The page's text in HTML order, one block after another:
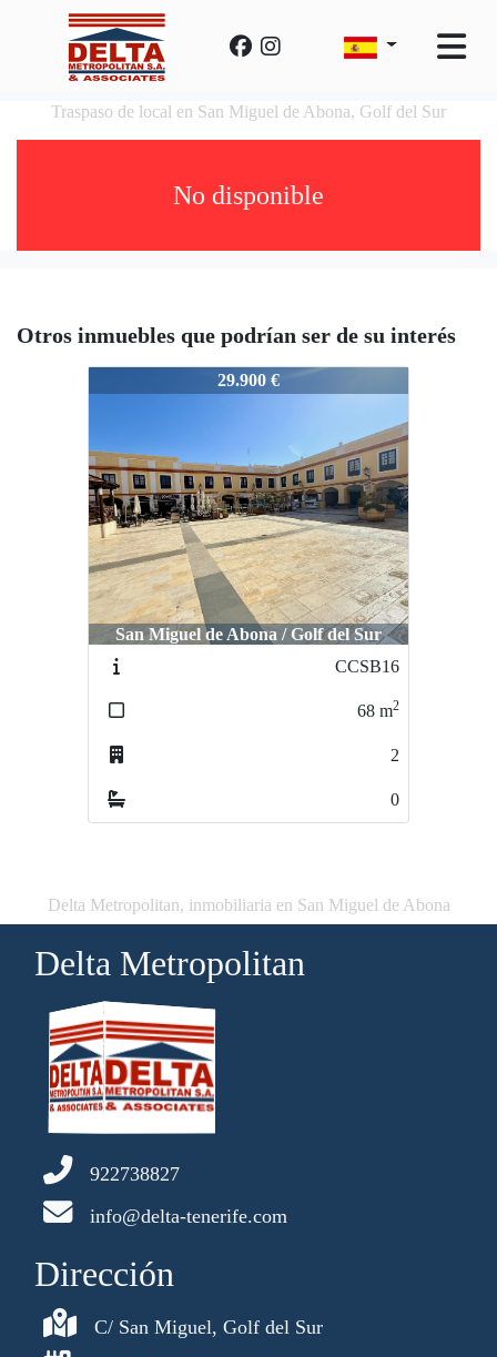
Traspaso de local en San Miguel de Abona, Golf del Sur
No disponible
Otros inmuebles que podrían ser de su interés
29.900 €
San Miguel de Abona / Golf del Sur
CCSB16
68 m2
2
0
Delta Metropolitan, inmobiliaria en San Miguel de Abona
Delta Metropolitan
922738827
info@delta-tenerife.com
Dirección
C/ San Miguel, Golf del Sur